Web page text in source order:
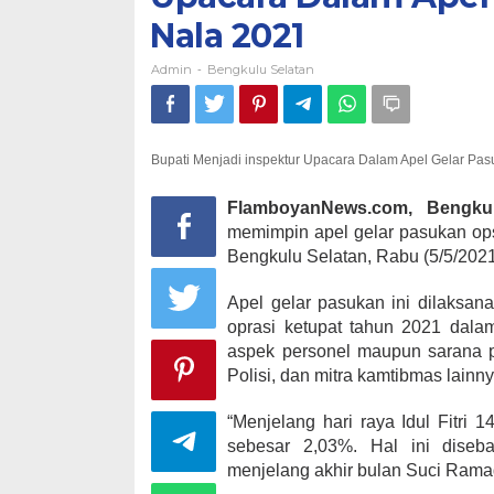
Nala 2021
Admin - Bengkulu Selatan
Bupati Menjadi inspektur Upacara Dalam Apel Gelar
FlamboyanNews.com,
memimpin apel gelar pasukan
Bengkulu Selatan, Rabu (5/5/
Apel gelar pasukan ini
oprasi ketupat tahun 2021
aspek personel maupun sarana
Polisi, dan mitra kamtibmas
“Menjelang hari raya Idul Fitri
sebesar 2,03%. Hal ini
menjelang akhir bulan Suci